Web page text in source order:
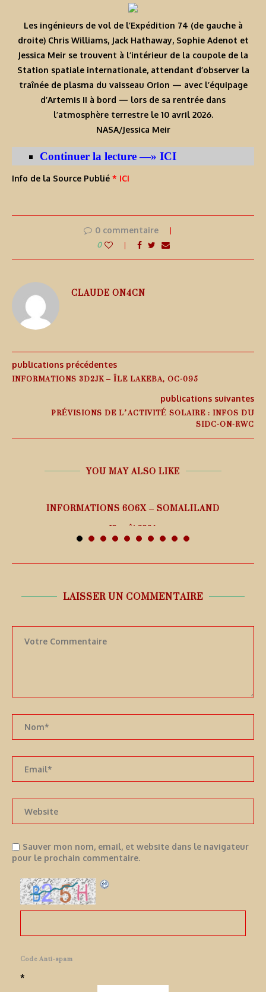
Les ingénieurs de vol de l’Expédition 74 (de gauche à
droite) Chris Williams, Jack Hathaway, Sophie Adenot et
Jessica Meir se trouvent à l’intérieur de la coupole de la
Station spatiale internationale, attendant d’observer la
traînée de plasma du vaisseau Orion — avec l’équipage
d’Artemis II à bord — lors de sa rentrée dans
l’atmosphère terrestre le 10 avril 2026.
NASA/Jessica Meir
Continuer la lecture —» ICI
Info de la Source Publié * ICI
0 commentaire
0
CLAUDE ON4CN
publications précédentes
INFORMATIONS 3D2JK – ÎLE LAKEBA, OC-095
publications suivantes
PRÉVISIONS DE L’ACTIVITÉ SOLAIRE : INFOS DU
SIDC-ON-RWC
YOU MAY ALSO LIKE
INFORMATIONS 6O6X – SOMALILAND
10 août 2026
LAISSER UN COMMENTAIRE
Sauver mon nom, email, et website dans le navigateur
pour le prochain commentaire.
Code Anti-spam
*